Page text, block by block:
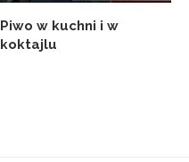
Piwo w kuchni i w
koktajlu